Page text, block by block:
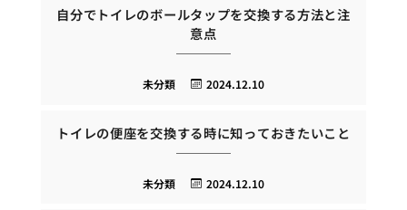
自分でトイレのボールタップを交換する方法と注
意点
2024.12.10
未分類
トイレの便座を交換する時に知っておきたいこと
2024.12.10
未分類